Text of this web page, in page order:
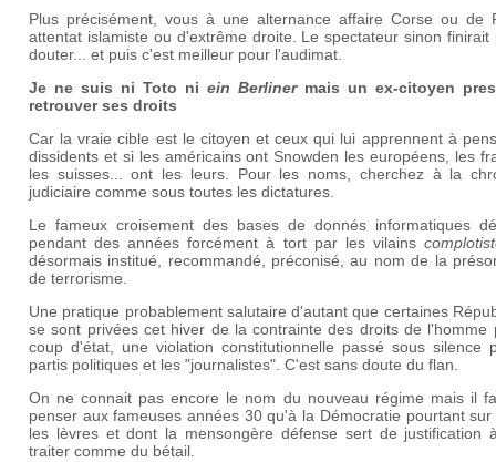
Plus précisément, vous à une alternance affaire Corse ou de
attentat islamiste ou d'extrême droite. Le spectateur sinon finirait
douter... et puis c'est meilleur pour l'audimat.
Je ne suis ni Toto ni ein Berlinermais un ex-citoyen
retrouver ses droits
Car la vraie cible est le citoyen et ceux qui lui apprennent à
dissidents et si les américains ont Snowden les européens, les
les suisses... ont les leurs. Pour les noms, cherchez à la
judiciaire comme sous toutes les dictatures.
Le fameux croisement des bases de donnés informatiques
pendant des années forcément à tort par les vilains
désormais institué, recommandé, préconisé, au nom de la
de terrorisme.
Une pratique probablement salutaire d'autant que certaines
se sont privées cet hiver de la contrainte des droits de l'homme
coup d'état, une violation constitutionnelle passé sous silence
partis politiques et les "journalistes". C'est sans doute du flan.
On ne connait pas encore le nom du nouveau régime mais il
penser aux fameuses années 30 qu'à la Démocratie pourtant sur
les lèvres et dont la mensongère défense sert de justification
traiter comme du bétail.